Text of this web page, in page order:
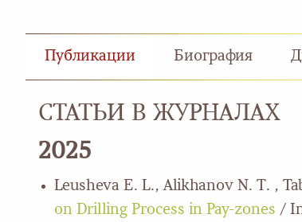
Публикации Биография
СТАТЬИ В ЖУРНАЛАХ
2025
Leusheva E. L., Alikhanov N. T. ,
on Drilling Process in Pay-zones /